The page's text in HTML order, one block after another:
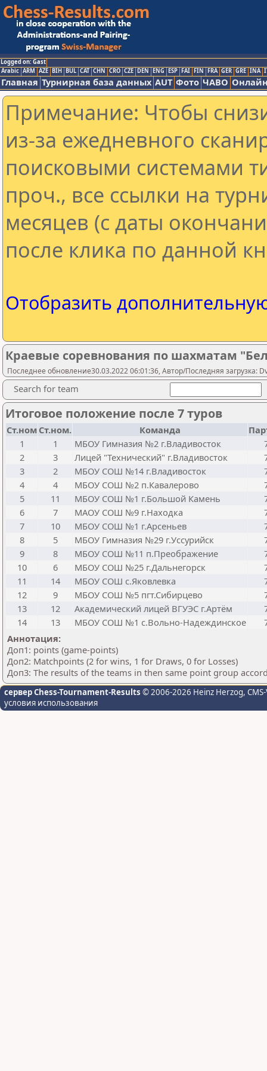
Logged on: Gast
Arabic ARM AZE BIH BUL CAT CHN CRO CZE DEN ENG ESP FAI FIN FRA GER GRE INA
Главная Турнирная база данных AUT Фото ЧАВО
Примечание: Чтобы
из-за ежедневного
поисковыми системами
проч., все ссылки на
месяцев (с даты
после клика по данной
Отобразить
Краевые соревнования по шахматам
Последнее обновление30.03.2022 06:01:36, Автор/Последняя загрузка:
Search for team
Итоговое положение после 7 туров
Ст.ном Ст.ном. Команда
1
1 МБОУ Гимназия №2 г.Владивосток
2
3 Лицей "Технический" г.Владивосток
3
2 МБОУ СОШ №14 г.Владивосток
4
4 МБОУ СОШ №2 п.Кавалерово
5
11 МБОУ СОШ №1 г.Большой Камень
6
7 МАОУ СОШ №9 г.Находка
7
10 МБОУ СОШ №1 г.Арсеньев
8
5 МБОУ Гимназия №29 г.Уссурийск
9
8 МБОУ СОШ №11 п.Преображение
10
6 МБОУ СОШ №25 г.Дальнегорск
11
14 МБОУ СОШ с.Яковлевка
12
9 МБОУ СОШ №5 пгт.Сибирцево
13
12 Академический лицей ВГУЭС г.Артём
14
13 МБОУ СОШ №1 с.Вольно-Надеждинское
Аннотация:
Доп1: points (game-points)
Доп2: Matchpoints (2 for wins, 1 for Draws, 0 for Losses)
Доп3: The results of the teams in then same point group
сервер Chess-Tournament-Results © 2006-2026 Heinz Herzog,
условия использования